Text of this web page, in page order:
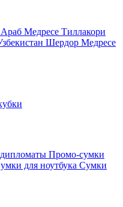
Медресе Тиллакори
Шердор Медресе
Промо-сумки
для ноутбука Сумки